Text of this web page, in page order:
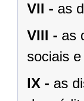
VII - as
VIII - as
sociais
IX - as